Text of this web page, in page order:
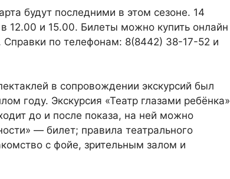
будут последними в этом сезоне. 14
12.00 и 15.00. Билеты можно купить онлайн
по телефонам: 8(8442) 38-17-52 и
в сопровождении экскурсий был
году. Экскурсия «Театр глазами ребёнка»
до и после показа, на ней можно
— билет; правила театрального
с фойе, зрительным залом и